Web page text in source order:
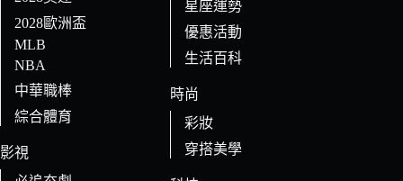
2028歐洲盃
MLB
NBA
中華職棒
綜合體育
影視
星座運勢
優惠活動
生活百科
時尚
彩妝
穿搭美學